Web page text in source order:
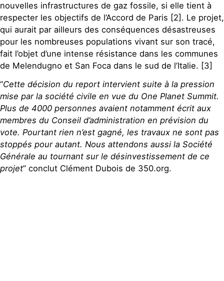
nouvelles infrastructures de gaz fossile, si elle tient à
respecter les objectifs de l’Accord de Paris [2]. Le projet,
qui aurait par ailleurs des conséquences désastreuses
pour les nombreuses populations vivant sur son tracé,
fait l’objet d’une intense résistance dans les communes
de Melendugno et San Foca dans le sud de l’Italie. [3]
“Cette décision du report intervient suite à la pression
mise par la société civile en vue du One Planet Summit.
Plus de 4000 personnes avaient notamment écrit aux
membres du Conseil d’administration en prévision du
vote. Pourtant rien n’est gagné, les travaux ne sont pas
stoppés pour autant. Nous attendons aussi la Société
Générale au tournant sur le désinvestissement de ce
projet” conclut Clément Dubois de 350.org.